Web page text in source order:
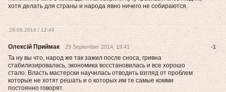
хотя делать для страны и народа явно ничего не собираются.
29.09.2014 / 12:49
Олексій Приймак 29 September 2014, 19:41
Та ну вы что, народ же так зажил после сноса, гривна
стабилизировалась, экономика восстановилась и все хорошо
стало. Власть мастерски научилась отводить взгляд от проблем
которые не хотят решать и о которых им те самые комми
постоянно говорят.
-1